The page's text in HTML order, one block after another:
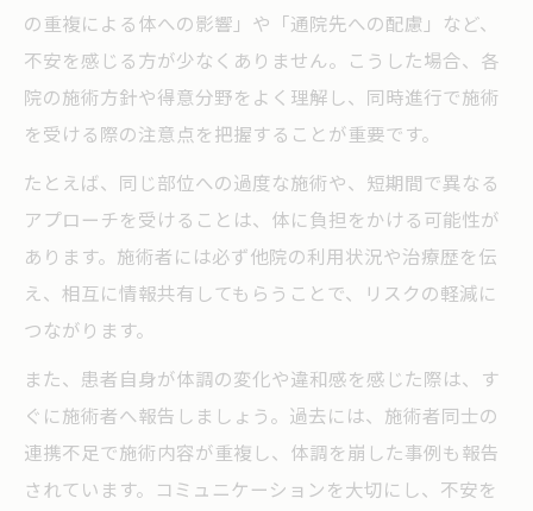
の重複による体への影響」や「通院先への配慮」など、
不安を感じる方が少なくありません。こうした場合、各
院の施術方針や得意分野をよく理解し、同時進行で施術
を受ける際の注意点を把握することが重要です。
たとえば、同じ部位への過度な施術や、短期間で異なる
アプローチを受けることは、体に負担をかける可能性が
あります。施術者には必ず他院の利用状況や治療歴を伝
え、相互に情報共有してもらうことで、リスクの軽減に
つながります。
また、患者自身が体調の変化や違和感を感じた際は、す
ぐに施術者へ報告しましょう。過去には、施術者同士の
連携不足で施術内容が重複し、体調を崩した事例も報告
されています。コミュニケーションを大切にし、不安を